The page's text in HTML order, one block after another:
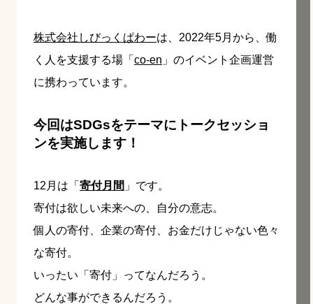
株式会社しびっくぱわーは、2022年5月から、働
く人を支援する場「 co-en 」のイベント企画運営
に携わっています。
今回はSDGsをテーマにトークセッショ
ンを実施します！
12月は「 寄付月間 」です。
寄付は欲しい未来への、自分の意志。
個人の寄付、企業の寄付、お金だけじゃない色々
な寄付。
いったい「寄付」ってなんだろう。
どんな事ができるんだろう。